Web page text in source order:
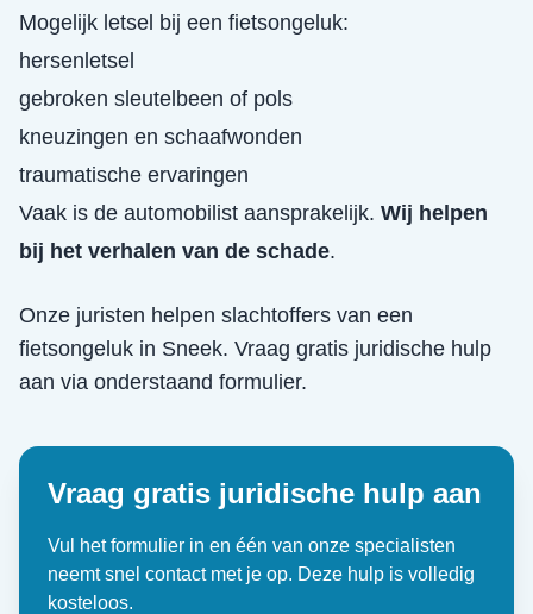
Mogelijk letsel bij een fietsongeluk:
hersenletsel
gebroken sleutelbeen of pols
kneuzingen en schaafwonden
traumatische ervaringen
Vaak is de automobilist aansprakelijk. Wij helpen
bij het verhalen van de schade.
Onze juristen helpen slachtoffers van een
fietsongeluk in Sneek. Vraag gratis juridische hulp
aan via onderstaand formulier.
Vraag gratis juridische hulp aan
Vul het formulier in en één van onze specialisten
neemt snel contact met je op. Deze hulp is volledig
kosteloos.